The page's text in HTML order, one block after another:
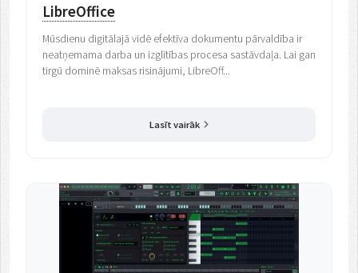
LibreOffice
Mūsdienu digitālajā vidē efektīva dokumentu pārvaldība ir
neatņemama darba un izglītības procesa sastāvdaļa. Lai gan
tirgū dominē maksas risinājumi, LibreOff...
Lasīt vairāk